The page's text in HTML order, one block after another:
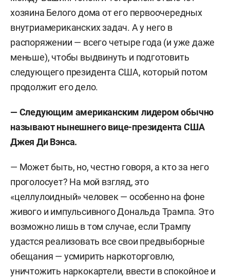
хозяина Белого дома от его первоочередных
внутриамериканских задач. А у него в
распоряжении — всего четыре года (и уже даже
меньше), чтобы выдвинуть и подготовить
следующего президента США, который потом
продолжит его дело.
— Следующим американским лидером обычно
называют нынешнего вице-президента США
Джея Ди Вэнса.
— Может быть, но, честно говоря, а кто за него
проголосует? На мой взгляд, это
«целлулоидный» человек — особенно на фоне
живого и импульсивного Дональда Трампа. Это
возможно лишь в том случае, если Трампу
удастся реализовать все свои предвыборные
обещания — усмирить наркоторговлю,
уничтожить наркокартели, ввести в спокойное и